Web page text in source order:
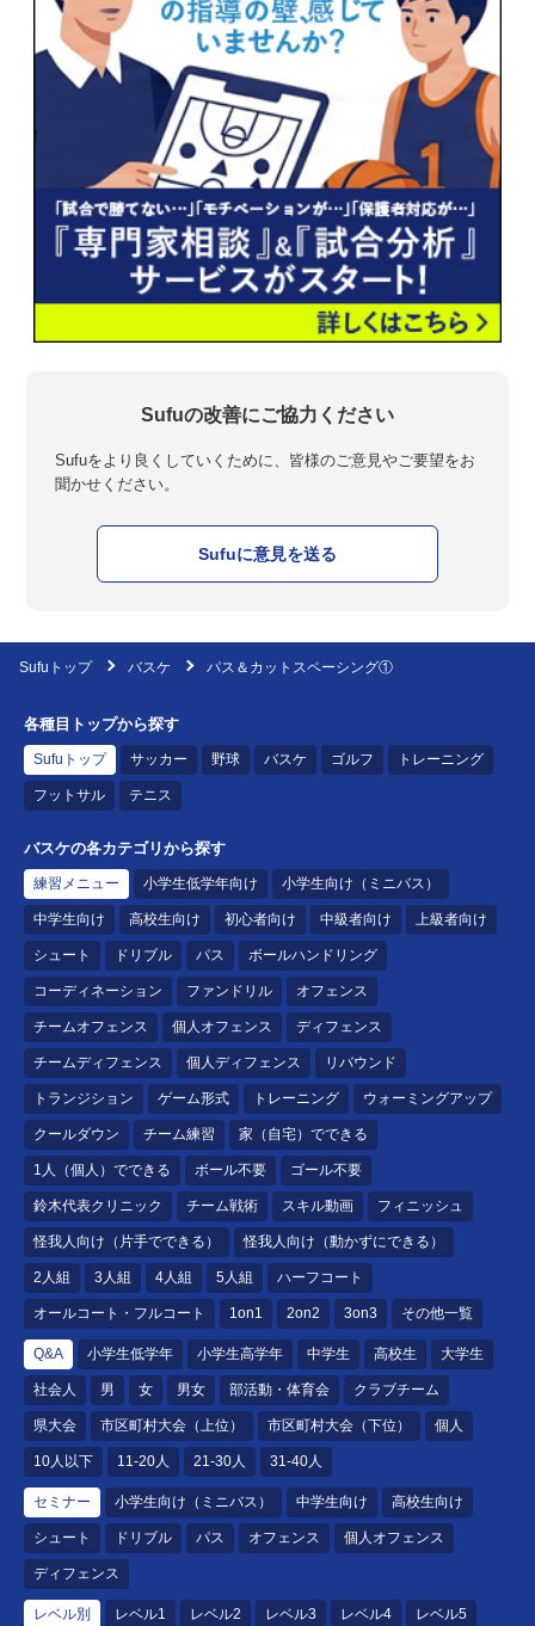
Sufuの改善にご協力ください
Sufuをより良くしていくために、皆様のご意見やご要望をお
聞かせください。
Sufuに意見を送る
Sufuトップ バスケ パス＆カットスペーシング①
各種目トップから探す
Sufuトップ サッカー 野球 バスケ ゴルフ トレーニング
フットサル テニス
バスケの各カテゴリから探す
練習メニュー 小学生低学年向け 小学生向け（ミニバス）
中学生向け 高校生向け 初心者向け 中級者向け 上級者向け
シュート ドリブル パス ボールハンドリング
コーディネーション ファンドリル オフェンス
チームオフェンス 個人オフェンス ディフェンス
チームディフェンス 個人ディフェンス リバウンド
トランジション ゲーム形式 トレーニング ウォーミングアップ
クールダウン チーム練習 家（自宅）でできる
1人（個人）でできる ボール不要 ゴール不要
鈴木代表クリニック チーム戦術 スキル動画 フィニッシュ
怪我人向け（片手でできる） 怪我人向け（動かずにできる）
2人組 3人組 4人組 5人組 ハーフコート
オールコート・フルコート 1on1 2on2 3on3 その他一覧
Q&A 小学生低学年 小学生高学年 中学生 高校生 大学生
社会人 男 女 男女 部活動・体育会 クラブチーム
県大会 市区町村大会（上位） 市区町村大会（下位） 個人
10人以下 11-20人 21-30人 31-40人
セミナー 小学生向け（ミニバス） 中学生向け 高校生向け
シュート ドリブル パス オフェンス 個人オフェンス
ディフェンス
レベル別 レベル1 レベル2 レベル3 レベル4 レベル5